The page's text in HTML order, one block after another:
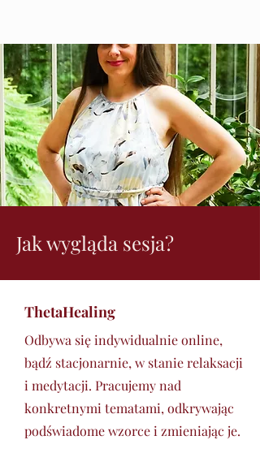
Jak wygląda sesja?
ThetaHealing
Odbywa się indywidualnie online,
bądź stacjonarnie, w stanie relaksacji
i medytacji. Pracujemy nad
konkretnymi tematami, odkrywając
podświadome wzorce i zmieniając je.